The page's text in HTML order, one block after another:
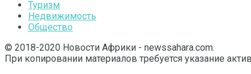
Туризм
Недвижимость
Общество
© 2018-2020 Новости Африки - newssahara.com.
При копировании материалов требуется указание